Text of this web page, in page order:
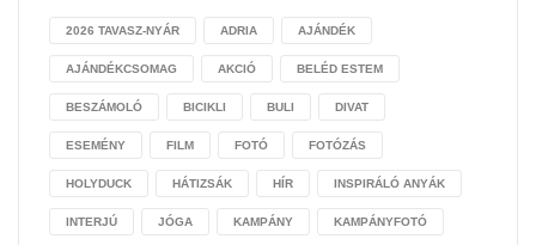
2026 TAVASZ-NYÁR ADRIA AJÁNDÉK
AJÁNDÉKCSOMAG AKCIÓ BELÉD ESTEM
BESZÁMOLÓ BICIKLI BULI DIVAT
ESEMÉNY FILM FOTÓ FOTÓZÁS
HOLYDUCK HÁTIZSÁK HÍR INSPIRÁLÓ ANYÁK
INTERJÚ JÓGA KAMPÁNY KAMPÁNYFOTÓ